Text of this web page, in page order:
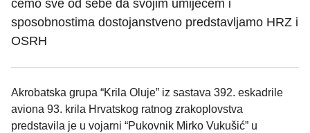
ćemo sve od sebe da svojim umijećem i
sposobnostima dostojanstveno predstavljamo HRZ i
OSRH
Akrobatska grupa “Krila Oluje” iz sastava 392. eskadrile
aviona 93. krila Hrvatskog ratnog zrakoplovstva
predstavila je u vojarni “Pukovnik Mirko Vukušić” u